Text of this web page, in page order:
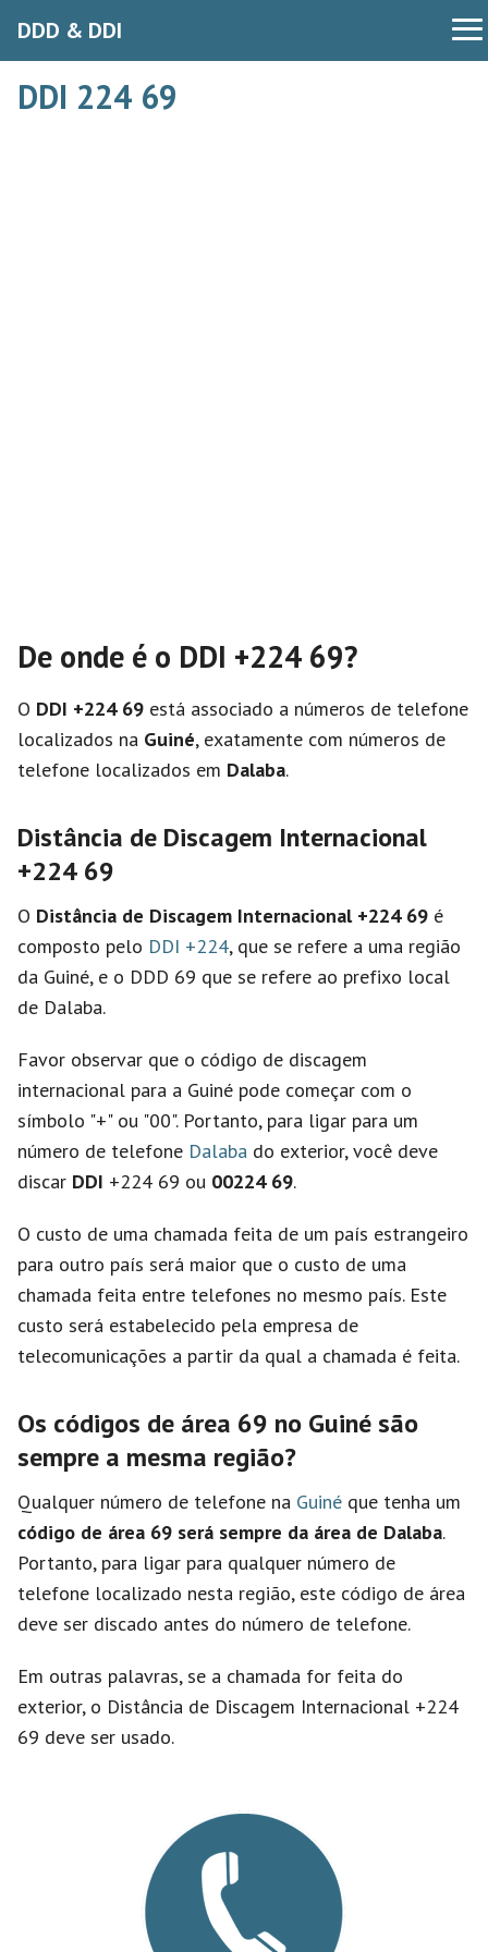
DDD & DDI
DDI 224 69
De onde é o DDI +224 69?
O DDI +224 69 está associado a números de telefone
localizados na Guiné, exatamente com números de
telefone localizados em Dalaba.
Distância de Discagem Internacional
+224 69
O Distância de Discagem Internacional+224 69 é
composto pelo DDI +224, que se refere a uma região
da Guiné, e o DDD 69 que se refere ao prefixo local
de Dalaba.
Favor observar que o código de discagem
internacional para a Guiné pode começar com o
símbolo "+" ou "00". Portanto, para ligar para um
número de telefone Dalaba do exterior, você deve
discar DDI +224 69 ou 00224 69.
O custo de uma chamada feita de um país estrangeiro
para outro país será maior que o custo de uma
chamada feita entre telefones no mesmo país. Este
custo será estabelecido pela empresa de
telecomunicações a partir da qual a chamada é feita.
Os códigos de área 69 no Guiné são
sempre a mesma região?
Qualquer número de telefone na Guiné que tenha um
código de área 69 será sempre da área de Dalaba.
Portanto, para ligar para qualquer número de
telefone localizado nesta região, este código de área
deve ser discado antes do número de telefone.
Em outras palavras, se a chamada for feita do
exterior, o Distância de Discagem Internacional +224
69 deve ser usado.